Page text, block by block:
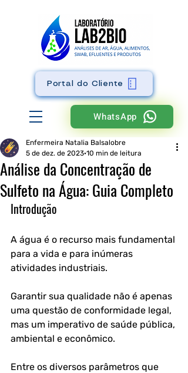
WhatsApp
Portal do Cliente
Análise da Concentração de
Sulfeto na Água: Guia Completo
Enfermeira Natalia Balsalobre
5 de dez. de 2023 10 min de leitura
Introdução
A água é o recurso mais fundamental
para a vida e para inúmeras
atividades industriais.
Garantir sua qualidade não é apenas
uma questão de conformidade legal,
mas um imperativo de saúde pública,
ambiental e econômico.
Entre os diversos parâmetros que